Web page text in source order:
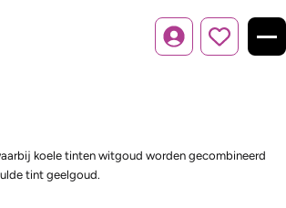
Inloggen
koele tinten witgoud worden gecombineerd
tint geelgoud.